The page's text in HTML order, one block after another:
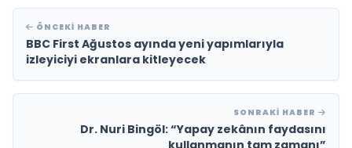
ÖNCEKI HABER
BBC First Ağustos ayında yeni yapımlarıyla
izleyiciyi ekranlara kitleyecek
SONRAKI HABER
Dr. Nuri Bingöl: “Yapay zekânın faydasını
kullanmanın tam zamanı”